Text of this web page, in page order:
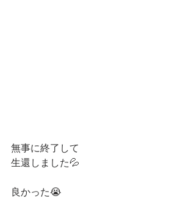
無事に終了して
生還しました💦
良かった😭